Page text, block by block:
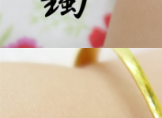
【注意事項】
１．透過由恩沛科技股份有限公
易，需依本服務之必要範圍內提
權轉讓予恩沛科技股份有限公司。
２．關於個人資料處理事宜，請瀏
https://aftee.tw/terms/#terms3
３．未成年的使用者請事先徵得
「AFTEE先享後付」，若未經同